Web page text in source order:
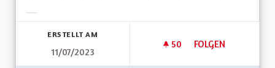
ERSTELLT AM
11/07/2023
50 50 FOLLOWER
FOLGEN
UNE ALSACE